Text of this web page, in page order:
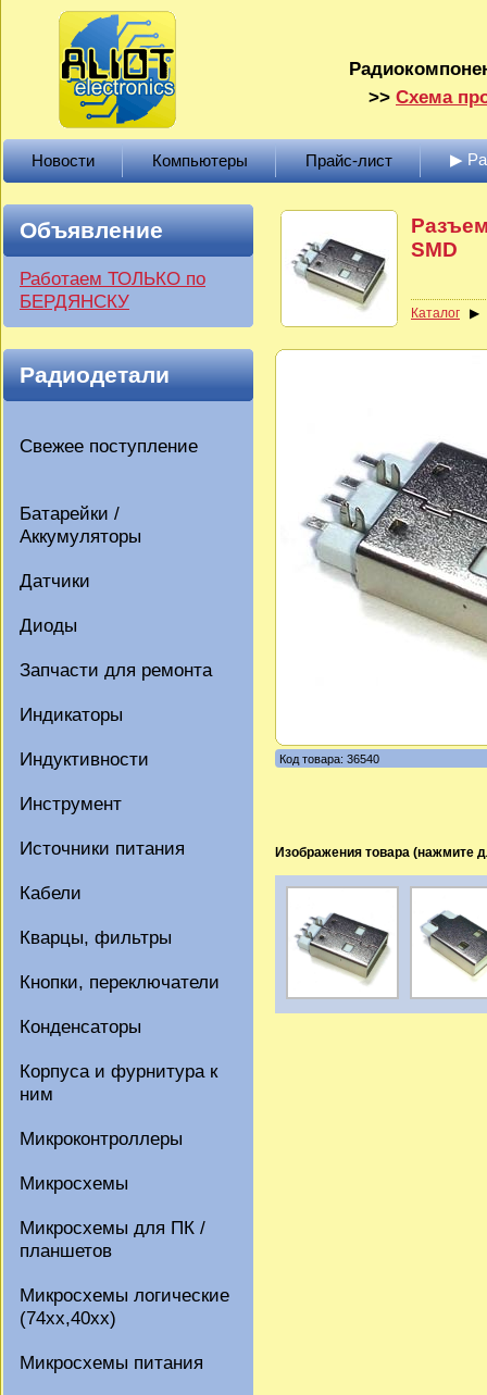
>> Схема
Новости Компьютеры Прайс-лист ▶
Объявление
Работаем ТОЛЬКО по
БЕРДЯНСКУ
Радиодетали
Свежее поступление
Батарейки /
Аккумуляторы
Датчики
Диоды
Запчасти для ремонта
Индикаторы
Индуктивности
Инструмент
Источники питания
Кабели
Кварцы, фильтры
Кнопки, переключатели
Конденсаторы
Корпуса и фурнитура к
ним
Микроконтроллеры
Микросхемы
Микросхемы для ПК /
планшетов
Микросхемы логические
(74xx,40xx)
Микросхемы питания
SMD
Каталог
Код товара: 36540
Изображения товара (нажмите